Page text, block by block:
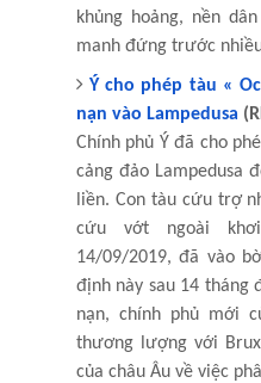
khủng hoảng, nền
manh đứng trước
Ý cho phép tàu «
nạn vào Lampedusa
Chính phủ Ý đã cho
cảng đảo Lampedusa
liền. Con tàu cứu trợ
cứu vớt ngoài
14/09/2019, đã vào
định này sau 14 tháng
nạn, chính phủ mới
thương lượng với
của châu Âu về việc